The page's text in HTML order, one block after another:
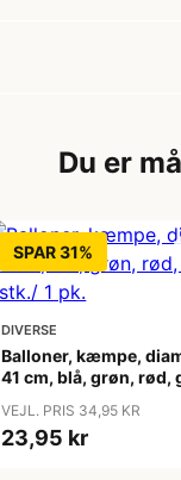
Du er
SPAR 31%
DIVERSE
Balloner, kæmpe,
41 cm, blå, grøn, rød,
VEJL. PRIS 34,95 KR
23,95 kr